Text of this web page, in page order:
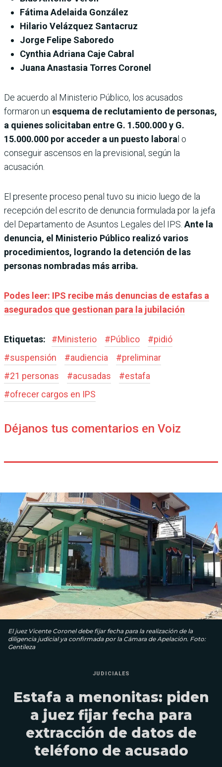
Fátima Adelaida González
Hilario Velázquez Santacruz
Jorge Felipe Saboredo
Cynthia Adriana Caje Cabral
Juana Anastasia Torres Coronel
De acuerdo al Ministerio Público, los acusados
formaron un esquema de reclutamiento de personas,
a quienes solicitaban entre G. 1.500.000 y G.
15.000.000 por acceder a un puesto labora l o
conseguir ascensos en la previsional, según la
acusación.
El presente proceso penal tuvo su inicio luego de la
recepción del escrito de denuncia formulada por la jefa
del Departamento de Asuntos Legales del IPS. Ante la
denuncia, el Ministerio Público realizó varios
procedimientos, logrando la detención de las
personas nombradas más arriba.
Podes leer: IPS recibe más denuncias de estafas a
asegurados que gestionan para la jubilación
Etiquetas: #Ministerio #Público #pidió
#suspensión #audiencia #preliminar
#21 personas #acusadas #estafa
#ofrecer cargos en IPS
Déjanos tus comentarios en Voiz
El juez Vicente Coronel debe fijar fecha para la realización de la
diligencia judicial ya confirmada por la Cámara de Apelación. Foto:
Gentileza
JUDICIALES
Estafa a menonitas: piden
a juez fijar fecha para
extracción de datos de
teléfono de acusado